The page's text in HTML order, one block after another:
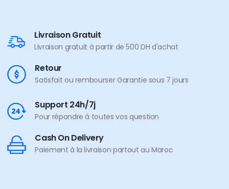
Livraison Gratuit
Livraison gratuit à partir de 500 DH d'achat
Retour
Satisfait ou rembourser Garantie sous 7 jours
Support 24h/7j
Pour répondre à toutes vos question
Cash On Delivery
Paiement à la livraison partout au Maroc